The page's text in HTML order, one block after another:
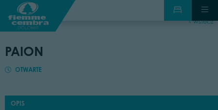
wstecz
PAION
OTWARTE
OPIS